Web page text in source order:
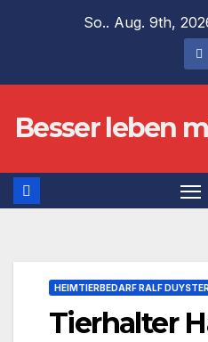
So.. Aug. 9th,
Besser leben
HEIMTIERBEDARF RALF
Tierhalter